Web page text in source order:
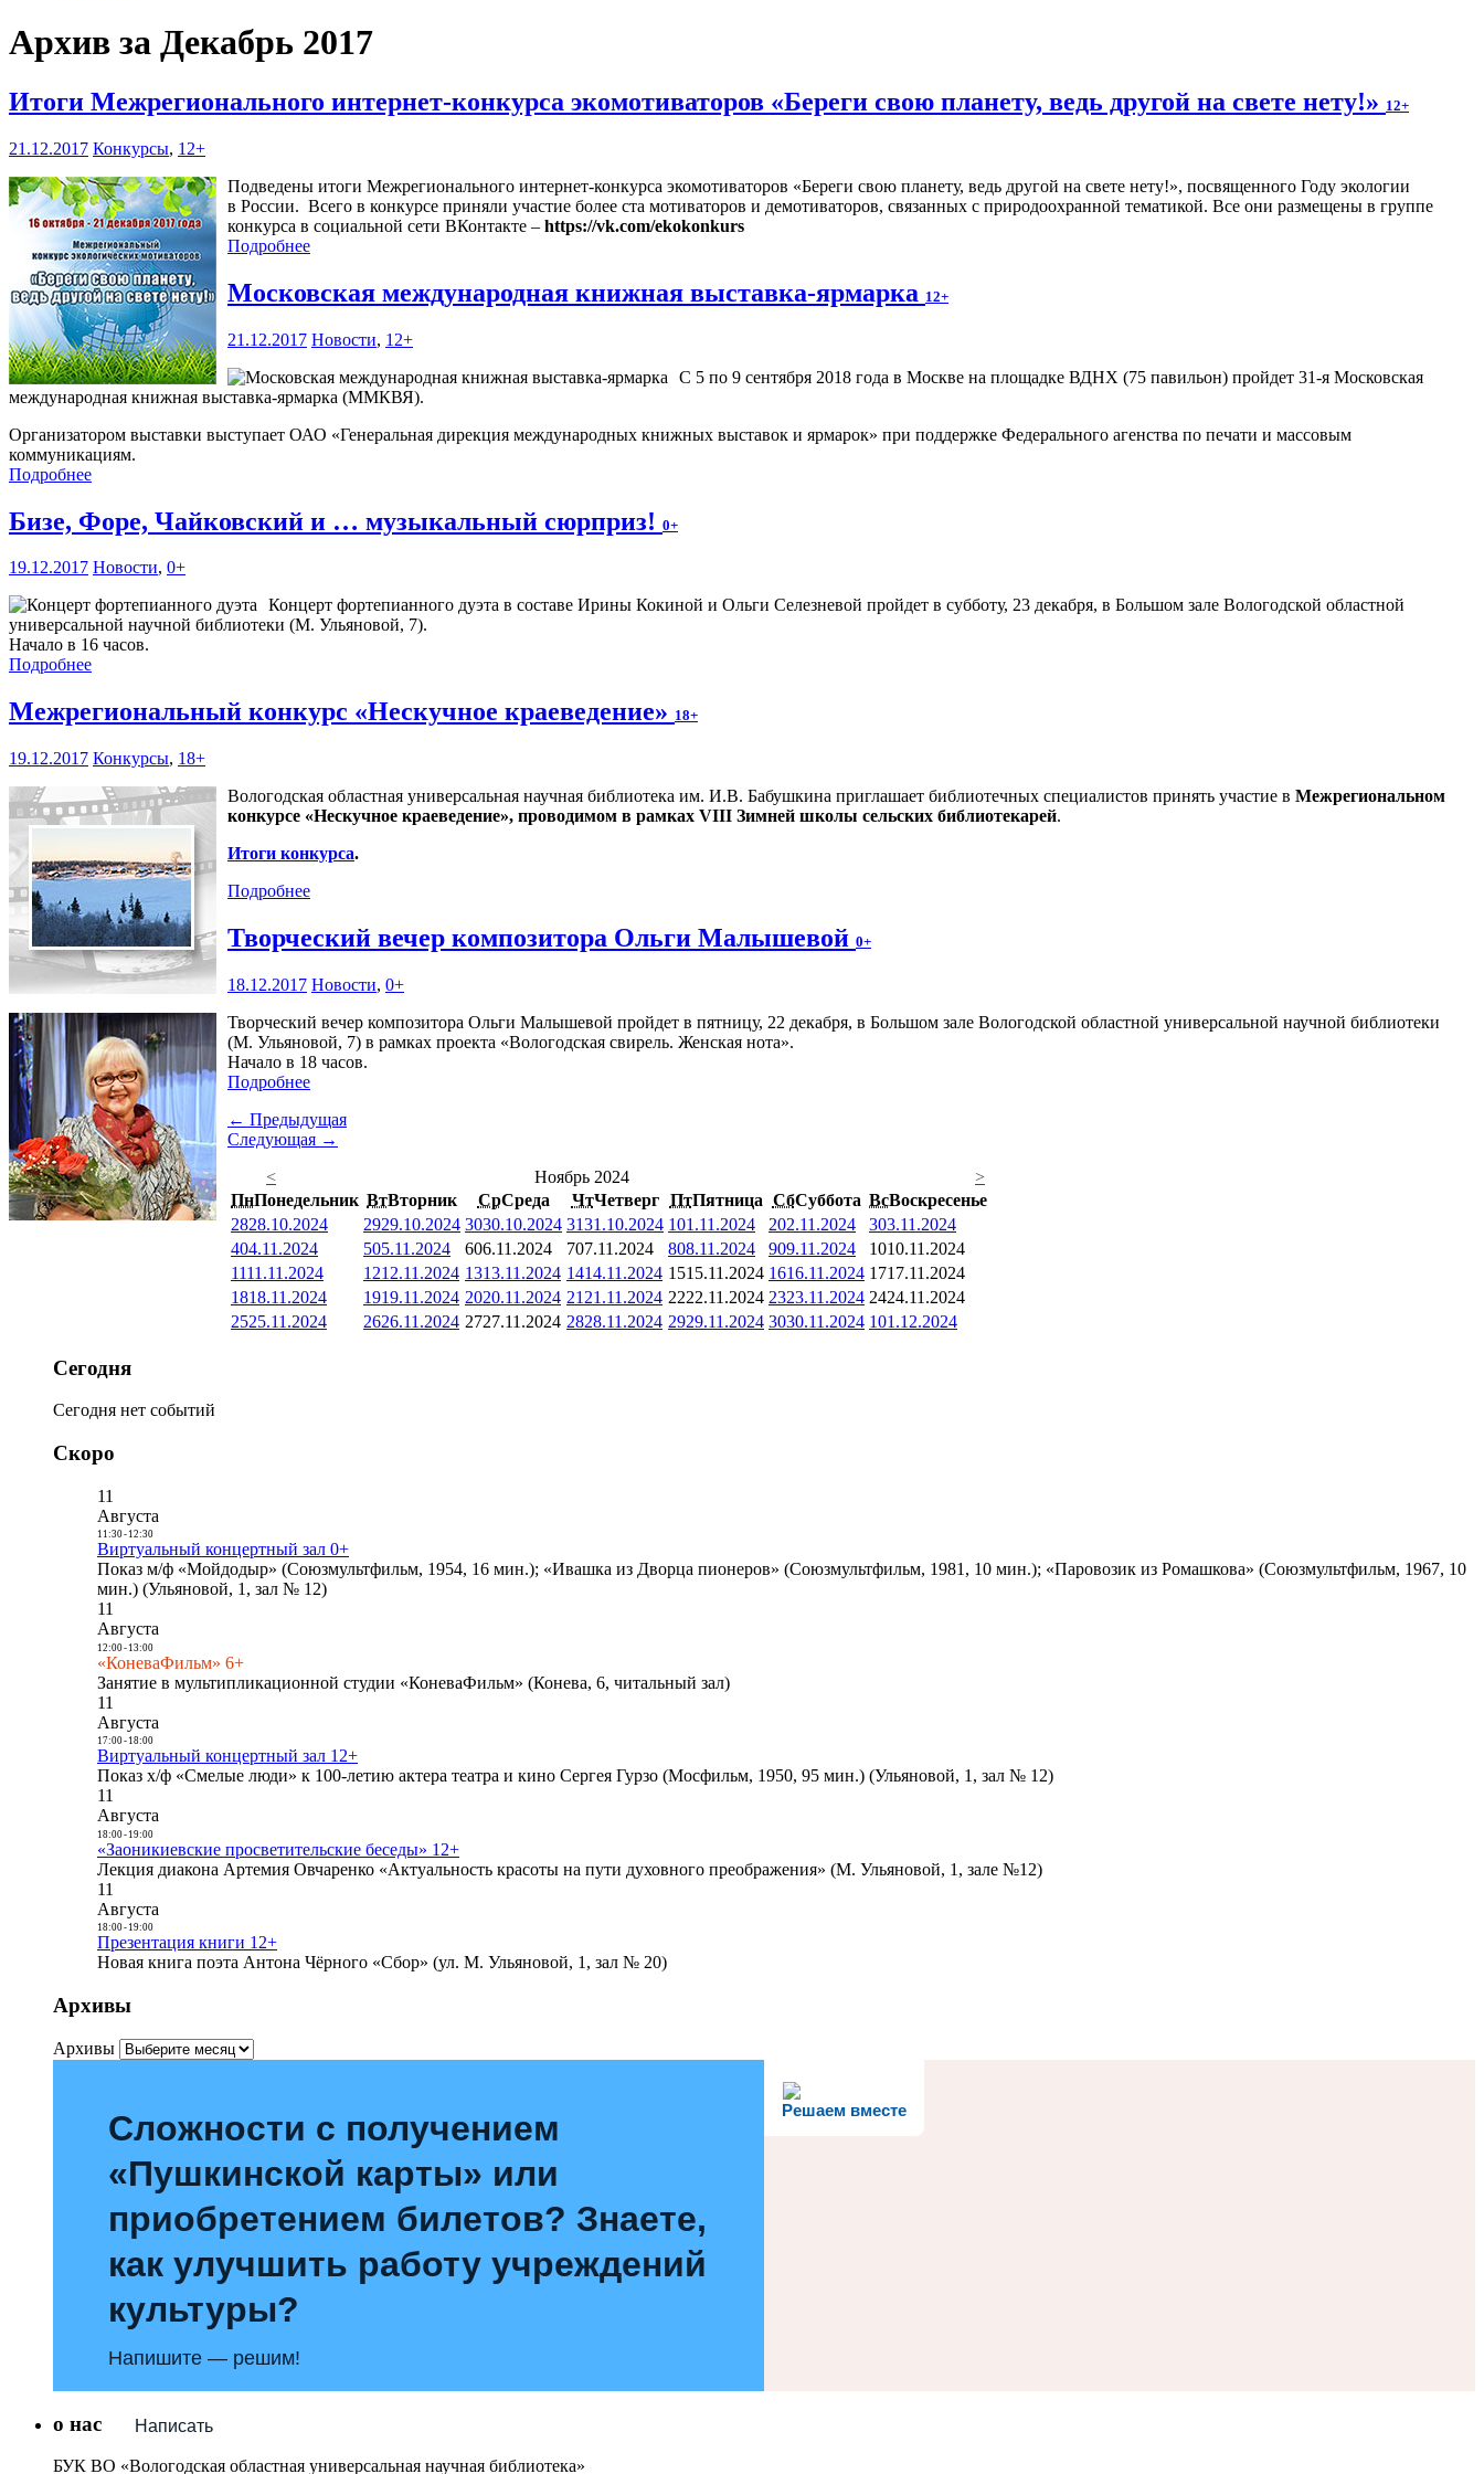
Архив за Декабрь 2017
Итоги Межрегионального интернет-конкурса экомотиваторов «Береги свою планету, ведь другой на свете нету!» 12+
21.12.2017 Конкурсы, 12+
Подведены итоги Межрегионального интернет-конкурса экомотиваторов «Береги свою планету, ведь другой на свете нету!», посвященного Году экологии
в России. Всего в конкурсе приняли участие более ста мотиваторов и демотиваторов, связанных с природоохранной тематикой. Все они размещены в группе
конкурса в социальной сети ВКонтакте – https://vk.com/ekokonkurs
Подробнее
Московская международная книжная выставка-ярмарка 12+
21.12.2017 Новости, 12+
С 5 по 9 сентября 2018 года в Москве на площадке ВДНХ (75 павильон) пройдет 31-я Московская
международная книжная выставка-ярмарка (ММКВЯ).
Организатором выставки выступает ОАО «Генеральная дирекция международных книжных выставок и ярмарок» при поддержке Федерального агенства по печати и массовым
коммуникациям.
Подробнее
Бизе, Форе, Чайковский и … музыкальный сюрприз! 0+
19.12.2017 Новости, 0+
Концерт фортепианного дуэта в составе Ирины Кокиной и Ольги Селезневой пройдет в субботу, 23 декабря, в Большом зале Вологодской областной
универсальной научной библиотеки (М. Ульяновой, 7).
Начало в 16 часов.
Подробнее
Межрегиональный конкурс «Нескучное краеведение» 18+
19.12.2017 Конкурсы, 18+
Вологодская областная универсальная научная библиотека им. И.В. Бабушкина приглашает библиотечных специалистов принять участие в Межрегиональном
конкурсе «Нескучное краеведение», проводимом в рамках VIII Зимней школы сельских библиотекарей.
Итоги конкурса.
Подробнее
Творческий вечер композитора Ольги Малышевой 0+
18.12.2017 Новости, 0+
Творческий вечер композитора Ольги Малышевой пройдет в пятницу, 22 декабря, в Большом зале Вологодской областной универсальной научной библиотеки
(М. Ульяновой, 7) в рамках проекта «Вологодская свирель. Женская нота».
Начало в 18 часов.
Подробнее
← Предыдущая
Следующая →
<
Ноябрь 2024
>
ПнПонедельник ВтВторник СрСреда ЧтЧетверг ПтПятница СбСуббота ВсВоскресенье
2828.10.2024 2929.10.2024 3030.10.2024 3131.10.2024 101.11.2024 202.11.2024 303.11.2024
404.11.2024 505.11.2024 606.11.2024 707.11.2024 808.11.2024 909.11.2024 1010.11.2024
1111.11.2024 1212.11.2024 1313.11.2024 1414.11.2024 1515.11.2024 1616.11.2024 1717.11.2024
1818.11.2024 1919.11.2024 2020.11.2024 21 21.11.2024 2222.11.2024 2323.11.2024 2424.11.2024
2525.11.2024 2626.11.2024 2727.11.2024 2828.11.2024 2929.11.2024 3030.11.2024 101.12.2024
Сегодня
Сегодня нет событий
Скоро
11
Августа
11:30- 12:30
Виртуальный концертный зал 0+
Показ м/ф «Мойдодыр» (Союзмультфильм, 1954, 16 мин.); «Ивашка из Дворца пионеров» (Союзмультфильм, 1981, 10 мин.); «Паровозик из Ромашкова» (Союзмультфильм, 1967, 10
мин.) (Ульяновой, 1, зал № 12)
11
Августа
12:00- 13:00
«КоневаФильм» 6+
Занятие в мультипликационной студии «КоневаФильм» (Конева, 6, читальный зал)
11
Августа
17:00- 18:00
Виртуальный концертный зал 12+
Показ х/ф «Смелые люди» к 100-летию актера театра и кино Сергея Гурзо (Мосфильм, 1950, 95 мин.) (Ульяновой, 1, зал № 12)
11
Августа
18:00- 19:00
«Заоникиевские просветительские беседы» 12+
Лекция диакона Артемия Овчаренко «Актуальность красоты на пути духовного преображения» (М. Ульяновой, 1, зале №12)
11
Августа
18:00- 19:00
Презентация книги 12+
Новая книга поэта Антона Чёрного «Сбор» (ул. М. Ульяновой, 1, зал № 20)
Архивы
Архивы
Решаем вместе
Сложности с получением
«Пушкинской карты» или
приобретением билетов? Знаете,
как улучшить работу учреждений
культуры?
Напишите — решим!
Написать
о нас
БУК ВО «Вологодская областная универсальная научная библиотека»